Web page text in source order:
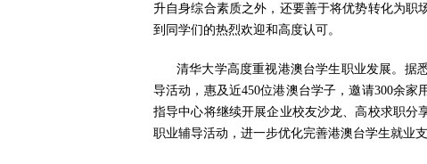
升自身综合素质之外，还要善于将优势转化为职
到同学们的热烈欢迎和高度认可。
清华大学高度重视港澳台学生职业发展。据
导活动，惠及近450位港澳台学子，邀请300余
指导中心将继续开展企业校友沙龙、高校求职分
职业辅导活动，进一步优化完善港澳台学生就业